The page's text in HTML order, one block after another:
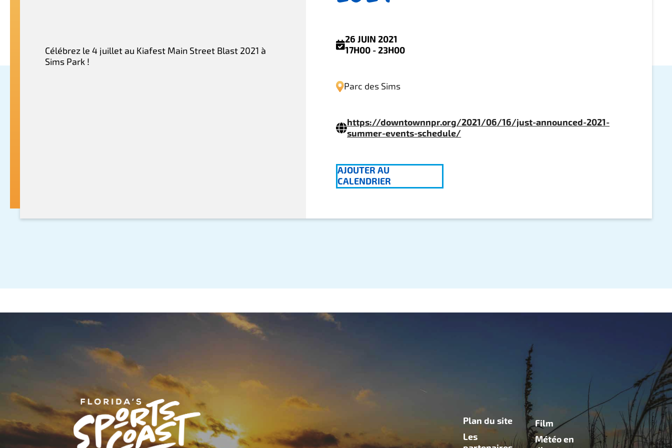
Célébrez le 4 juillet au Kiafest Main Street Blast 2021 à
Sims Park !
26 JUIN 2021
17H00 - 23H00
Parc des Sims
https://downtownnpr.org/2021/06/16/just-announced-2021-
summer-events-schedule/
AJOUTER AU
CALENDRIER
Plan du site
Les
Film
Météo en